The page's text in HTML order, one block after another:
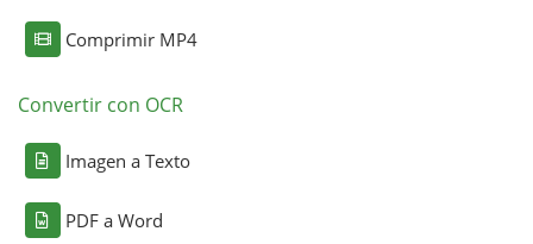
Comprimir MP4
Convertir con OCR
Imagen a Texto
PDF a Word